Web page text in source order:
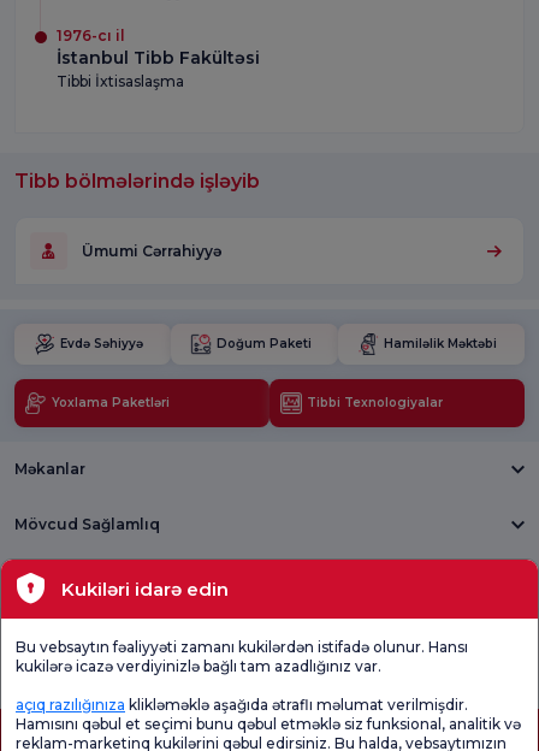
1976-cı il
İstanbul Tibb Fakültəsi
Tibbi İxtisaslaşma
Tibb bölmələrində işləyib
Ümumi Cərrahiyyə
Evdə Səhiyyə Doğum Paketi Hamiləlik Məktəbi
Yoxlama Paketləri Tibbi Texnologiyalar
Məkanlar
Mövcud Sağlamlıq
Tibbi bölmələr
Ümumi
Məmnuniyyət
Sorğusu
Məmnuniyyət
Sorğusunu
yoxlayın.
Promo
Kukiləri idarə edin
Bu vebsaytın fəaliyyəti zamanı kukilərdən istifadə olunur. Hansı
kukilərə icazə verdiyinizlə bağlı tam azadlığınız var.
açıq razılığınıza klikləməklə aşağıda ətraflı məlumat verilmişdir.
Hamısını qəbul et seçimi bunu qəbul etməklə siz funksional, analitik və
reklam-marketinq kukilərini qəbul edirsiniz. Bu halda, vebsaytımızın